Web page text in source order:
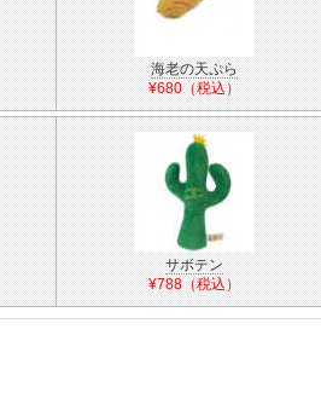
海老の天ぷら
¥680（税込）
サボテン
¥788（税込）